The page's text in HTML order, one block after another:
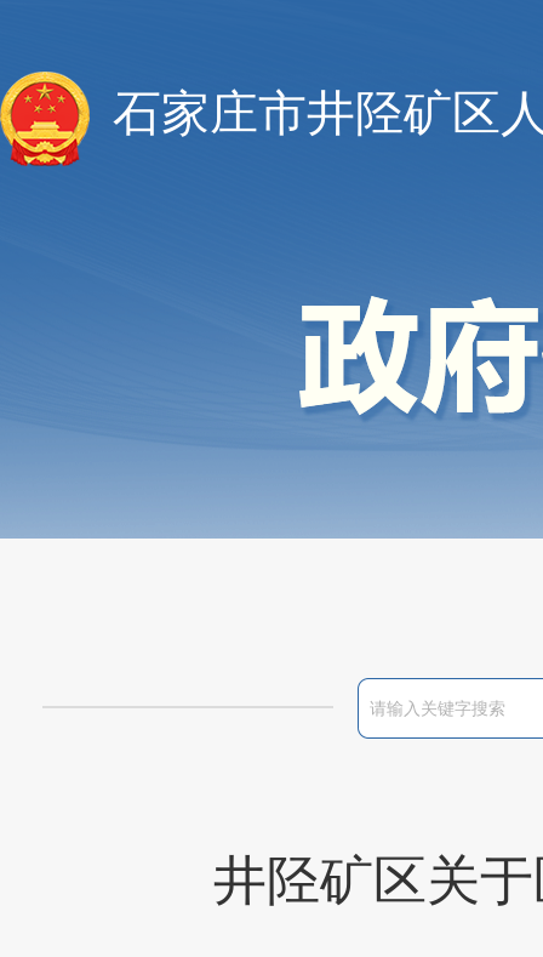
石家庄市井陉矿区
井陉矿区关